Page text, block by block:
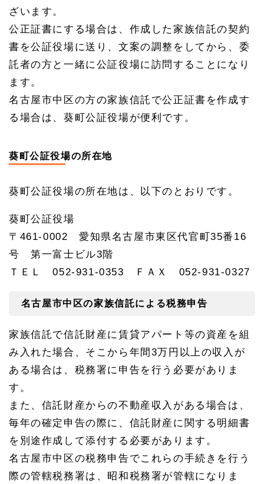
ざいます。
公正証書にする場合は、作成した家族信託の契約
書を公証役場に送り、文案の調整をしてから、委
託者の方と一緒に公証役場に訪問することになり
ます。
名古屋市中区の方の家族信託で公正証書を作成す
る場合は、葵町公証役場が便利です。
葵町公証役場の所在地
葵町公証役場の所在地は、以下のとおりです。
葵町公証役場
〒461-0002 愛知県名古屋市東区代官町35番16
号 第一富士ビル3階
ＴＥＬ 052-931-0353 ＦＡＸ 052-931-0327
名古屋市中区の家族信託による税務申告
家族信託で信託財産に賃貸アパート等の資産を組
み入れた場合、そこから年間3万円以上の収入が
ある場合は、税務署に申告を行う必要がありま
す。
また、信託財産からの不動産収入がある場合は、
毎年の確定申告の際に、信託財産に関する明細書
を別途作成して添付する必要があります。
名古屋市中区の税務申告でこれらの手続きを行う
際の管轄税務署は、昭和税務署が管轄になりま